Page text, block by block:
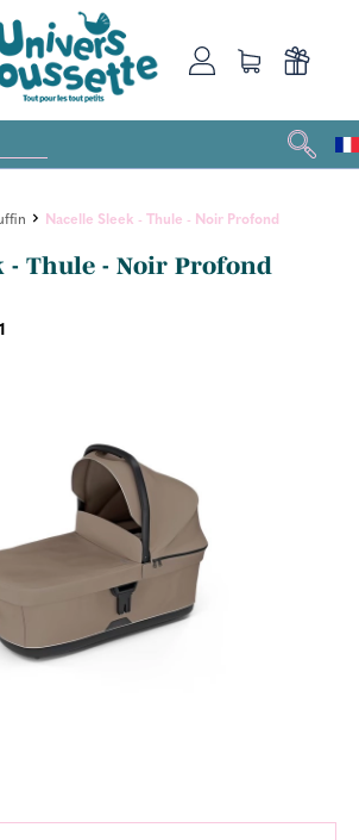
Nacelle Sleek - Thule - Noir Profond
- Thule - Noir Profond